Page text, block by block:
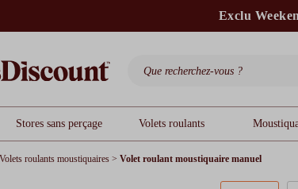
Exclu
Stores sans perçage Volets roulants
Volets roulants moustiquaires > Volet roulant moustiquaire manuel